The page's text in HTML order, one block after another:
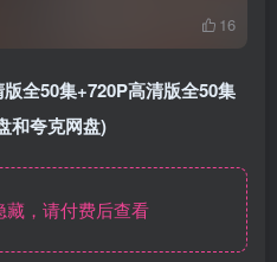
16
全50集+720P高清版全50集
和夸克网盘)
，请付费后查看